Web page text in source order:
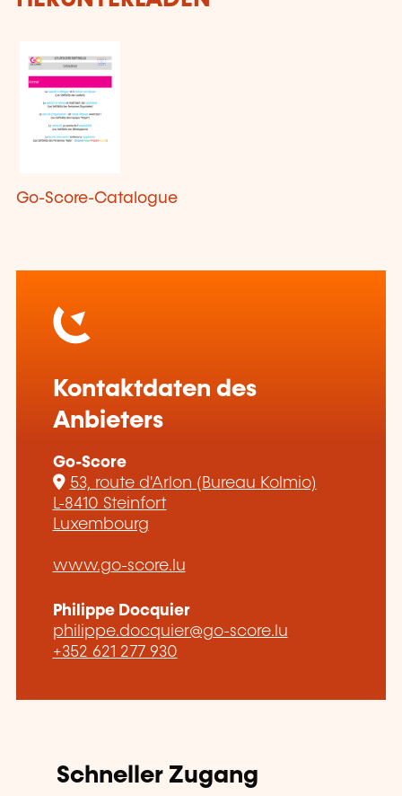
Go-Score-Catalogue
Kontaktdaten des
Anbieters
Go-Score
53, route d'Arlon (Bureau Kolmio)
L-8410 Steinfort
Luxembourg
www.go-score.lu
Philippe Docquier
philippe.docquier@go-score.lu
+352 621 277 930
Schneller Zugang